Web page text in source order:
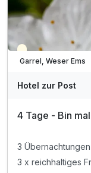
Teilweise
Garrel, Weser Ems
Hotel zur Post
4 Tage - Bin
3 Übernachtungen
3 x reichhaltiges